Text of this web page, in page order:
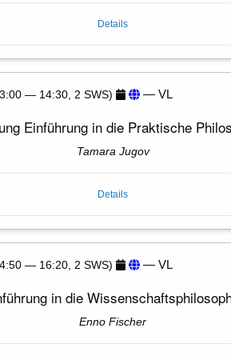
Details
— 14:30, 2 SWS) — VL
Einführung in die Praktische
Tamara Jugov
Details
— 16:20, 2 SWS) — VL
in die
Enno Fischer